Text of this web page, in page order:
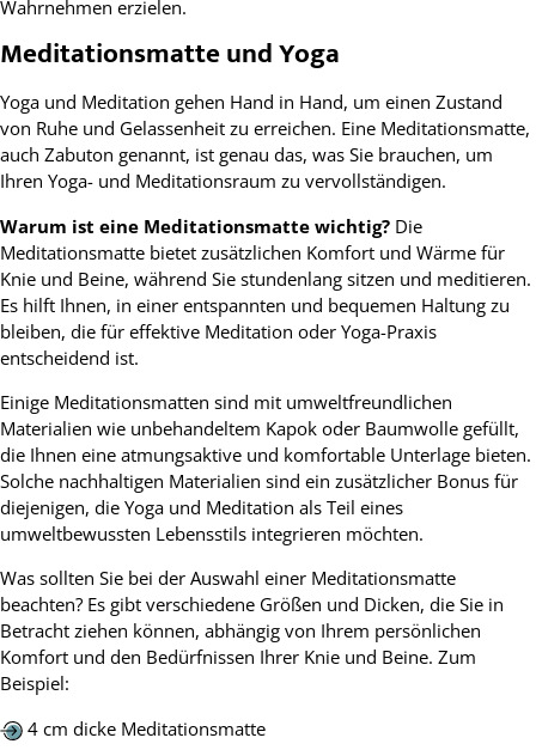
Wahrnehmen erzielen.
Meditationsmatte und Yoga
Yoga und Meditation gehen Hand in Hand, um einen Zustand
von Ruhe und Gelassenheit zu erreichen. Eine Meditationsmatte,
auch Zabuton genannt, ist genau das, was Sie brauchen, um
Ihren Yoga- und Meditationsraum zu vervollständigen.
Warum ist eine Meditationsmatte wichtig? Die
Meditationsmatte bietet zusätzlichen Komfort und Wärme für
Knie und Beine, während Sie stundenlang sitzen und meditieren.
Es hilft Ihnen, in einer entspannten und bequemen Haltung zu
bleiben, die für effektive Meditation oder Yoga-Praxis
entscheidend ist.
Einige Meditationsmatten sind mit umweltfreundlichen
Materialien wie unbehandeltem Kapok oder Baumwolle gefüllt,
die Ihnen eine atmungsaktive und komfortable Unterlage bieten.
Solche nachhaltigen Materialien sind ein zusätzlicher Bonus für
diejenigen, die Yoga und Meditation als Teil eines
umweltbewussten Lebensstils integrieren möchten.
Was sollten Sie bei der Auswahl einer Meditationsmatte
beachten? Es gibt verschiedene Größen und Dicken, die Sie in
Betracht ziehen können, abhängig von Ihrem persönlichen
Komfort und den Bedürfnissen Ihrer Knie und Beine. Zum
Beispiel:
4 cm dicke Meditationsmatte